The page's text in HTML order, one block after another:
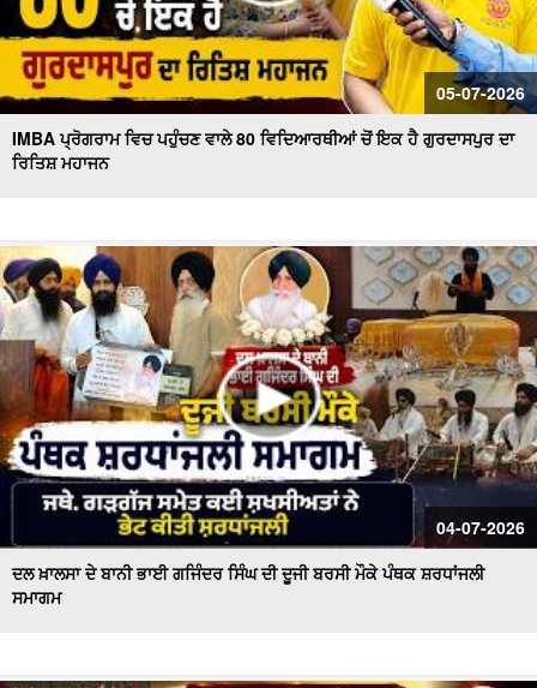
05-07-2026
IMBA ਪ੍ਰੋਗਰਾਮ ਵਿਚ ਪਹੁੰਚਣ ਵਾਲੇ 80 ਵਿਦਿਆਰਥੀਆਂ ਚੋਂ ਇਕ ਹੈ ਗੁਰਦਾਸਪੁਰ ਦਾ
ਰਿਤਿਸ਼ ਮਹਾਜਨ
04-07-2026
ਦਲ ਖ਼ਾਲਸਾ ਦੇ ਬਾਨੀ ਭਾਈ ਗਜਿੰਦਰ ਸਿੰਘ ਦੀ ਦੂਜੀ ਬਰਸੀ ਮੌਕੇ ਪੰਥਕ ਸ਼ਰਧਾਂਜਲੀ
ਸਮਾਗਮ